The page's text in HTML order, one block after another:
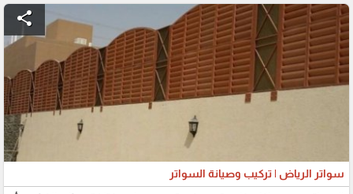
share
سواتر الرياض | تركيب وصيانة السواتر